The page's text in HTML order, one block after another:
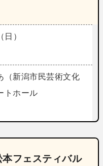
）
（新潟市民芸術文化
トホール
フェスティバル